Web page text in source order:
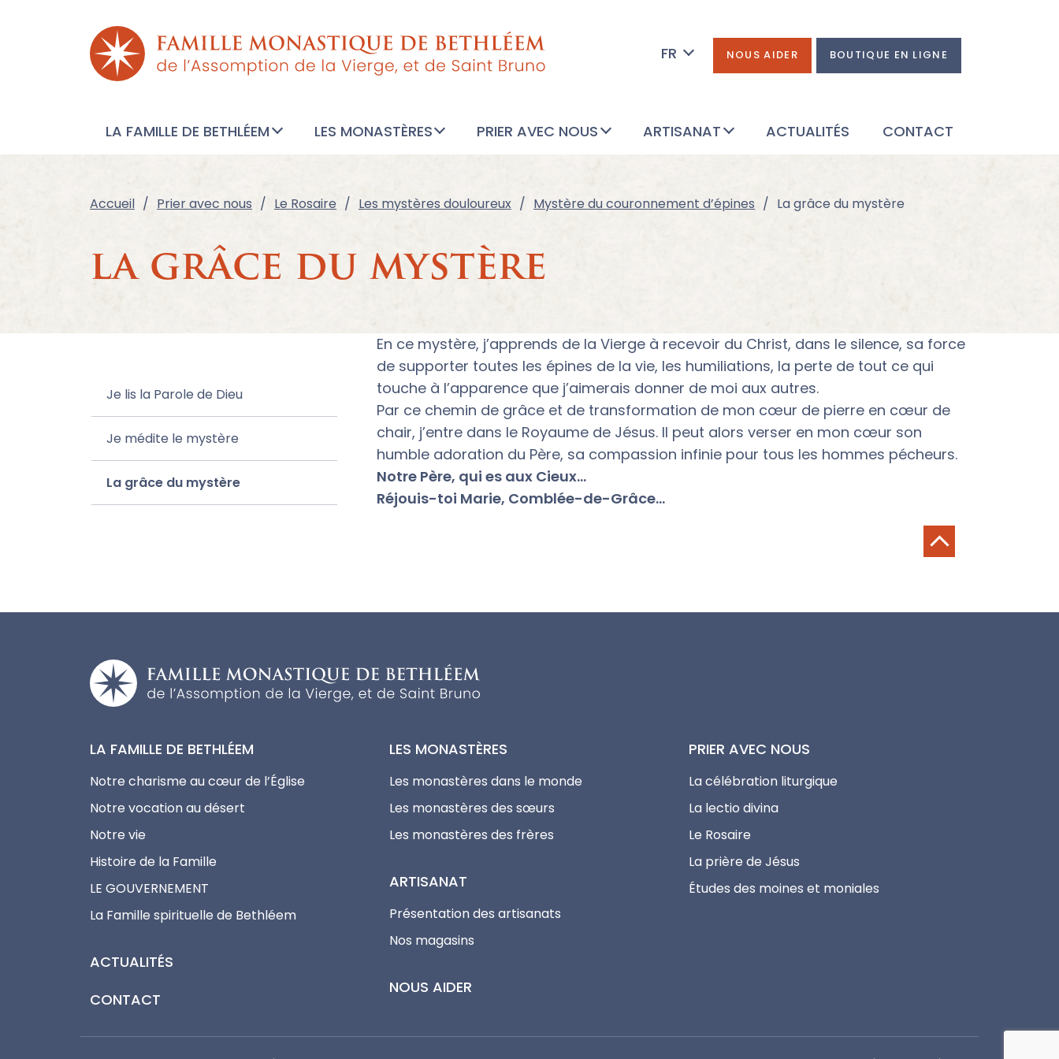
FR NOUS AIDER BOUTIQUE EN LIGNE
LA FAMILLE DE BETHLÉEM LES MONASTÈRES PRIER AVEC NOUS ARTISANAT ACTUALITÉS CONTACT
Accueil Prier avec nous Le Rosaire Les mystères douloureux Mystère du couronnement d’épines La grâce du mystère
la grâce du mystère
Je lis la Parole de Dieu
Je médite le mystère
La grâce du mystère
En ce mystère, j’apprends de la Vierge à recevoir du Christ, dans le silence, sa force
de supporter toutes les épines de la vie, les humiliations, la perte de tout ce qui
touche à l’apparence que j’aimerais donner de moi aux autres.
Par ce chemin de grâce et de transformation de mon cœur de pierre en cœur de
chair, j’entre dans le Royaume de Jésus. Il peut alors verser en mon cœur son
humble adoration du Père, sa compassion infinie pour tous les hommes pécheurs.
Notre Père, qui es aux Cieux…
Réjouis-toi Marie, Comblée-de-Grâce…
LA FAMILLE DE BETHLÉEM
Notre charisme au cœur de l’Église
Notre vocation au désert
Notre vie
Histoire de la Famille
LE GOUVERNEMENT
La Famille spirituelle de Bethléem
ACTUALITÉS
CONTACT
LES MONASTÈRES
Les monastères dans le monde
Les monastères des sœurs
Les monastères des frères
ARTISANAT
Présentation des artisanats
Nos magasins
NOUS AIDER
PRIER AVEC NOUS
La célébration liturgique
La lectio divina
Le Rosaire
La prière de Jésus
Études des moines et moniales